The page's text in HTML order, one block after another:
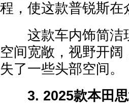
程，使这款普锐斯
这款车内饰简洁
空间宽敞，视野开
失了一些头部空间。
3. 2025款本田